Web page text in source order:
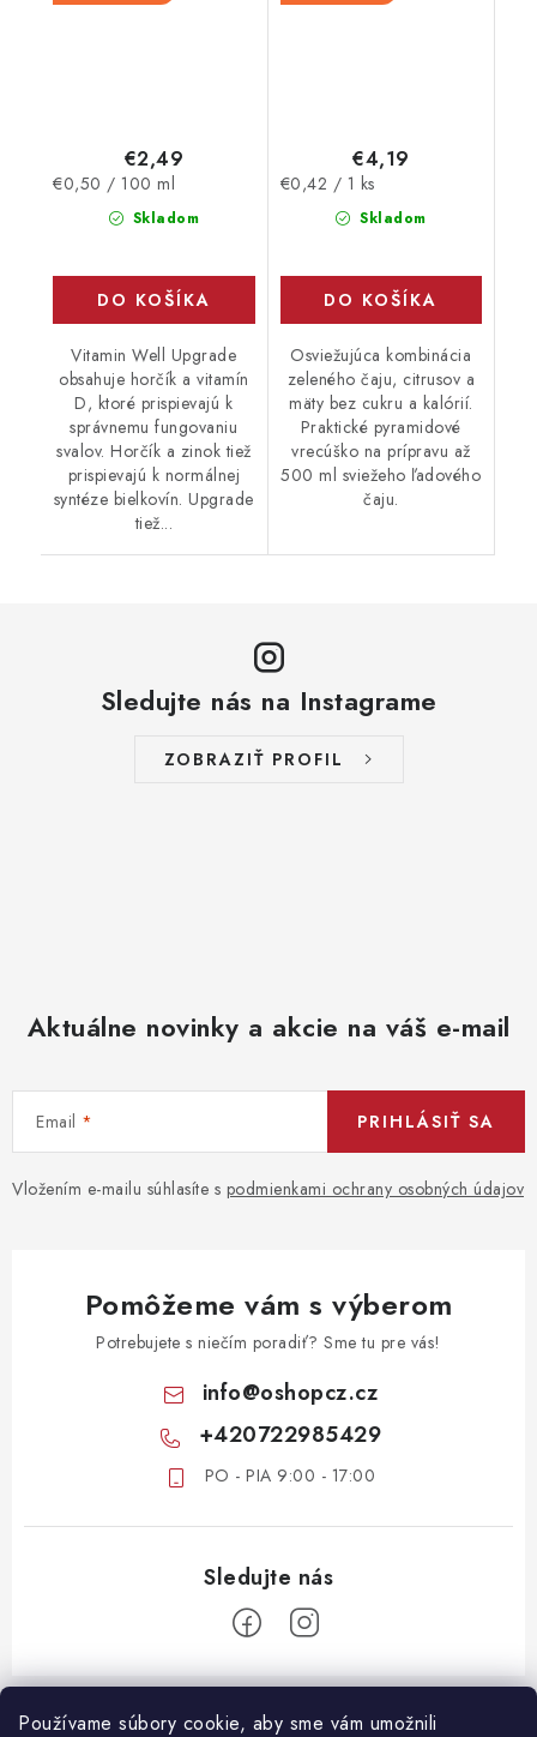
Používame súbory cookie, aby sme vám umožnili
Skladom
€2,49
Jednotková
€0,50 / 100 ml
DO KOŠÍKA
Vitamin Well Upgrade
obsahuje horčík a vitamín
D, ktoré prispievajú k
správnemu fungovaniu
svalov. Horčík a zinok tiež
prispievajú k normálnej
syntéze bielkovín. Upgrade
tiež...
Skladom
€4,19
Jednotková
€0,42 / 1 ks
DO KOŠÍKA
Osviežujúca kombinácia
zeleného čaju, citrusov a
mäty bez cukru a kalórií.
Praktické pyramidové
vrecúško na prípravu až
500 ml sviežeho ľadového
čaju.
Sledujte nás na Instagrame
ZOBRAZIŤ PROFIL
Aktuálne novinky a akcie na váš e-mail
Email
Vložením e-mailu súhlasíte s podmienkami ochrany osobných údajov
PRIHLÁSIŤ SA
Pomôžeme vám s výberom
Potrebujete s niečím poradiť? Sme tu pre vás!
info@oshopcz.cz
+420722985429
PO - PIA 9:00 - 17:00
Z